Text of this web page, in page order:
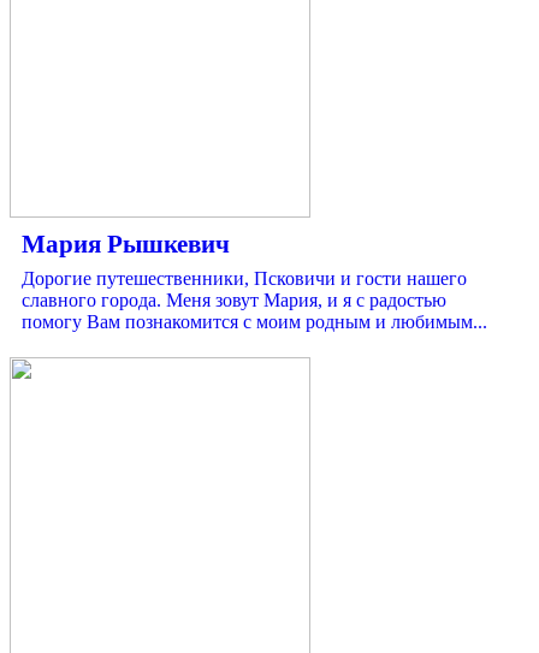
Мария Рышкевич
Дорогие путешественники, Псковичи и гости нашего
славного города. Меня зовут Мария, и я с радостью
помогу Вам познакомится с моим родным и любимым...